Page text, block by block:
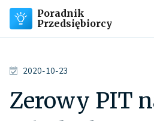
Poradnik
Przedsiębiorcy
2020-10-23
Zerowy PIT